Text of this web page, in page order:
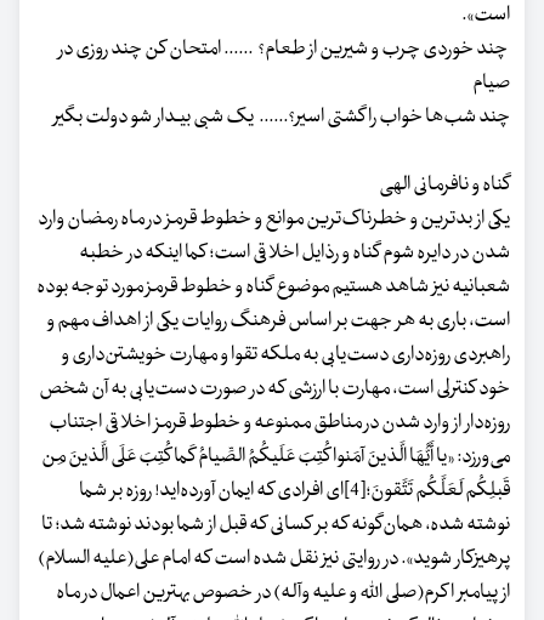
است».
چند خوردی چرب و شیرین از طعام؟ ...... امتحان کن چند روزی در
صیام
چند شب‌ها خواب را گشتی اسیر؟...... یک شبی بیـدار شو دولت بگیر
گناه و نافرمانی الهی
یکی از بدترین و خطرناک‌ترین موانع و خطوط قرمز در ماه رمضان وارد
شدن در دایره شوم گناه و رذایل اخلاقی است؛ کما اینکه در خطبه
شعبانیه نیز شاهد هستیم موضوع گناه و خطوط قرمز مورد توجه بوده
است، باری به هر جهت بر اساس فرهنگ روایات یکی از اهداف مهم و
راهبردی روزه‌داری دست‌یابی به ملکه تقوا و مهارت خویشتن‌داری و
خود کنترلی است، مهارت با ارزشی که در صورت دست‌یابی به آن شخص
روزه‌دار از وارد شدن در مناطق ممنوعه و خطوط قرمز اخلاقی اجتناب
می‌ورزد: «یا أَیُّهَا الَّذینَ آمَنوا کُتِبَ عَلَیکُمُ الصِّیامُ کَما کُتِبَ عَلَى الَّذینَ مِن
قَبلِکُم لَعَلَّکُم تَتَّقونَ؛[4]ای افرادی که ایمان آورده‌اید! روزه بر شما
نوشته شده، همان‌گونه که بر کسانی که قبل از شما بودند نوشته شد؛ تا
پرهیزکار شوید». در روایتی نیز نقل شده است که امام علی(علیه السلام)
از پیامبر اکرم(صلی الله و علیه وآله) در خصوص بهترین اعمال در ماه